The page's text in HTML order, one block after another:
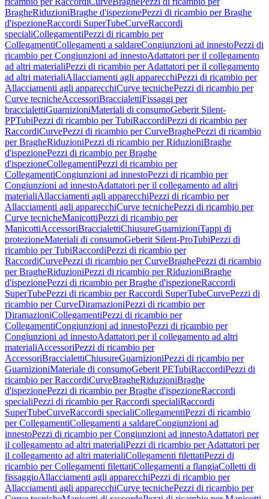
BragheRiduzioniBraghe d'ispezionePezzi di ricambio per Braghe
d'ispezioneRaccordi SuperTubeCurveRaccordi
specialiCollegamentiPezzi di ricambio per
CollegamentiCollegamenti a saldareCongiunzioni ad innestoPezzi di
ricambio per Congiunzioni ad innestoAdattatori per il collegamento
ad altri materialiPezzi di ricambio per Adattatori per il collegamento
ad altri materialiAllacciamenti agli apparecchiPezzi di ricambio per
Allacciamenti agli apparecchiCurve tecnichePezzi di ricambio per
Curve tecnicheAccessoriBraccialettiFissaggi per
braccialettiGuarnizioniMateriali di consumoGeberit Silent-
PPTubiPezzi di ricambio per TubiRaccordiPezzi di ricambio per
RaccordiCurvePezzi di ricambio per CurveBraghePezzi di ricambio
per BragheRiduzioniPezzi di ricambio per RiduzioniBraghe
d'ispezionePezzi di ricambio per Braghe
d'ispezioneCollegamentiPezzi di ricambio per
CollegamentiCongiunzioni ad innestoPezzi di ricambio per
Congiunzioni ad innestoAdattatori per il collegamento ad altri
materialiAllacciamenti agli apparecchiPezzi di ricambio per
Allacciamenti agli apparecchiCurve tecnichePezzi di ricambio per
Curve tecnicheManicottiPezzi di ricambio per
ManicottiAccessoriBraccialettiChiusureGuarnizioniTappi di
protezioneMateriali di consumoGeberit Silent-ProTubiPezzi di
ricambio per TubiRaccordiPezzi di ricambio per
RaccordiCurvePezzi di ricambio per CurveBraghePezzi di ricambio
per BragheRiduzioniPezzi di ricambio per RiduzioniBraghe
d'ispezionePezzi di ricambio per Braghe d'ispezioneRaccordi
SuperTubePezzi di ricambio per Raccordi SuperTubeCurvePezzi di
ricambio per CurveDiramazioniPezzi di ricambio per
DiramazioniCollegamentiPezzi di ricambio per
CollegamentiCongiunzioni ad innestoPezzi di ricambio per
Congiunzioni ad innestoAdattatori per il collegamento ad altri
materialiAccessoriPezzi di ricambio per
AccessoriBraccialettiChiusureGuarnizioniPezzi di ricambio per
GuarnizioniMateriale di consumoGeberit PETubiRaccordiPezzi di
ricambio per RaccordiCurveBragheRiduzioniBraghe
d'ispezionePezzi di ricambio per Braghe d'ispezioneRaccordi
specialiPezzi di ricambio per Raccordi specialiRaccordi
SuperTubeCurveRaccordi specialiCollegamentiPezzi di ricambio
per CollegamentiCollegamenti a saldareCongiunzioni ad
innestoPezzi di ricambio per Congiunzioni ad innestoAdattatori per
il collegamento ad altri materialiPezzi di ricambio per Adattatori per
il collegamento ad altri materialiCollegamenti filettatiPezzi di
ricambio per Collegamenti filettatiCollegamenti a flangiaColletti di
fissaggioAllacciamenti agli apparecchiPezzi di ricambio per
Allacciamenti agli apparecchiCurve tecnichePezzi di ricambio per